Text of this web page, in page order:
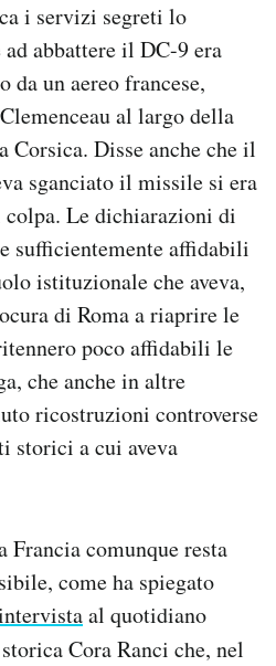
i servizi segreti lo
abbattere il DC-9 era
da un aereo francese,
al largo della
Corsica. Disse anche che il
sganciato il missile si era
Le dichiarazioni di
sufficientemente affidabili
istituzionale che aveva,
di Roma a riaprire le
poco affidabili le
che anche in altre
ricostruzioni controverse
storici a cui aveva
comunque resta
come ha spiegato
al quotidiano
Cora Ranci che, nel